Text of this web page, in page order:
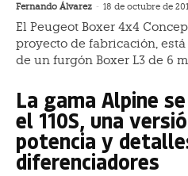
Fernando Álvarez - 18 de octubre de
El Peugeot Boxer 4x4
proyecto de fabricación,
de un furgón Boxer L3 de 6
La gama Alpine
el 110S, una
potencia y
diferenciadores